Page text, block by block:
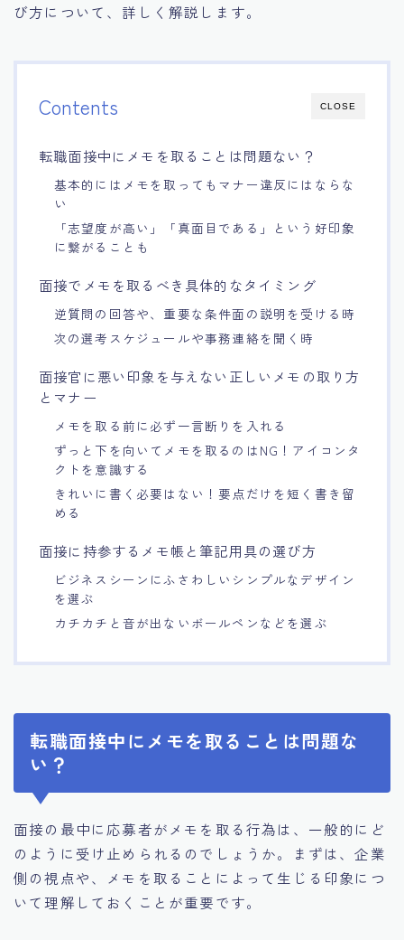
び方について、詳しく解説します。
CLOSE
Contents
転職面接中にメモを取ることは問題ない？
基本的にはメモを取ってもマナー違反にはならな
い
「志望度が高い」「真面目である」という好印象
に繋がることも
面接でメモを取るべき具体的なタイミング
逆質問の回答や、重要な条件面の説明を受ける時
次の選考スケジュールや事務連絡を聞く時
面接官に悪い印象を与えない正しいメモの取り方
とマナー
メモを取る前に必ず一言断りを入れる
ずっと下を向いてメモを取るのはNG！アイコンタ
クトを意識する
きれいに書く必要はない！要点だけを短く書き留
める
面接に持参するメモ帳と筆記用具の選び方
ビジネスシーンにふさわしいシンプルなデザイン
を選ぶ
カチカチと音が出ないボールペンなどを選ぶ
転職面接中にメモを取ることは問題な
い？
面接の最中に応募者がメモを取る行為は、一般的にど
のように受け止められるのでしょうか。まずは、企業
側の視点や、メモを取ることによって生じる印象につ
いて理解しておくことが重要です。